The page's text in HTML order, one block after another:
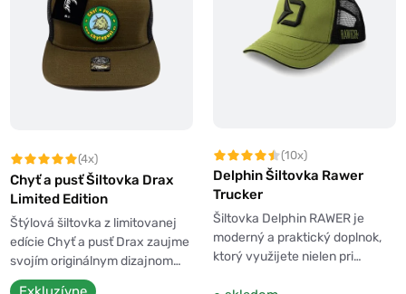
(4x)
Chyť a pusť Šiltovka Drax
Limited Edition
Štýlová šiltovka z limitovanej
edície Chyť a pusť Drax zaujme
svojím originálnym dizajnom…
(10x)
Delphin Šiltovka Rawer
Trucker
Šiltovka Delphin RAWER je
moderný a praktický doplnok,
ktorý využijete nielen pri…